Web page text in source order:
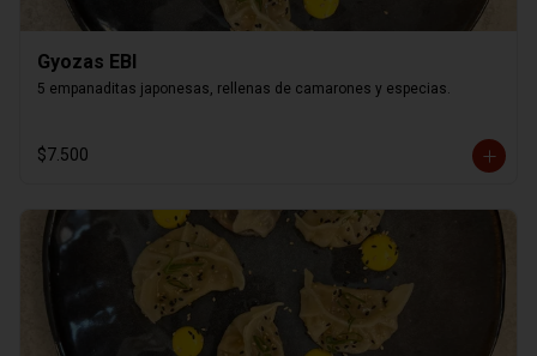
Gyozas EBI
5 empanaditas japonesas, rellenas de camarones y especias.
$7.500